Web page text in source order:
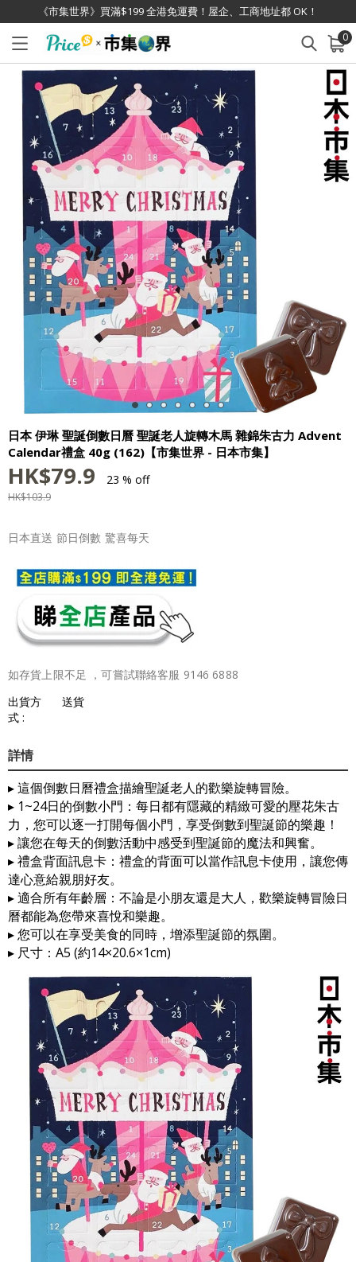
《市集世界》買滿$199 全港免運費！屋企、工商地址都 OK！
0
已加入購物車 查看
日本 伊琳 聖誕倒數日曆 聖誕老人旋轉木馬 雜錦朱古力 Advent
Calendar禮盒 40g (162)【市集世界 - 日本市集】
HK$79.9 23 % off
HK$103.9
日本直送 節日倒數 驚喜每天
如存貨上限不足 ，可嘗試聯絡客服 9146 6888
出貨方
式 :
送貨
詳情
▸ 這個倒數日曆禮盒描繪聖誕老人的歡樂旋轉冒險。
▸ 1~24日的倒數小門：每日都有隱藏的精緻可愛的壓花朱古
力，您可以逐一打開每個小門，享受倒數到聖誕節的樂趣！
▸ 讓您在每天的倒數活動中感受到聖誕節的魔法和興奮。
▸ 禮盒背面訊息卡：禮盒的背面可以當作訊息卡使用，讓您傳
達心意給親朋好友。
▸ 適合所有年齡層：不論是小朋友還是大人，歡樂旋轉冒險日
曆都能為您帶來喜悅和樂趣。
▸ 您可以在享受美食的同時，增添聖誕節的氛圍。
▸ 尺寸：A5 (約14×20.6×1cm)